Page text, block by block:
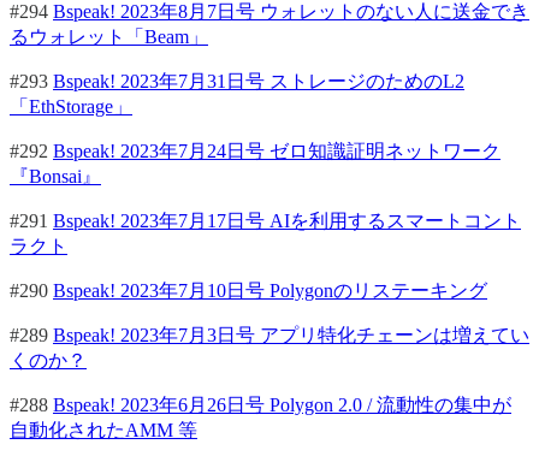
#294 Bspeak! 2023年8月7日号 ウォレットのない人に送金でき
るウォレット「Beam」
#293 Bspeak! 2023年7月31日号 ストレージのためのL2
「EthStorage」
#292 Bspeak! 2023年7月24日号 ゼロ知識証明ネットワーク
『Bonsai』
#291 Bspeak! 2023年7月17日号 AIを利用するスマートコント
ラクト
#290 Bspeak! 2023年7月10日号 Polygonのリステーキング
#289 Bspeak! 2023年7月3日号 アプリ特化チェーンは増えてい
くのか？
#288 Bspeak! 2023年6月26日号 Polygon 2.0 / 流動性の集中が
自動化されたAMM 等